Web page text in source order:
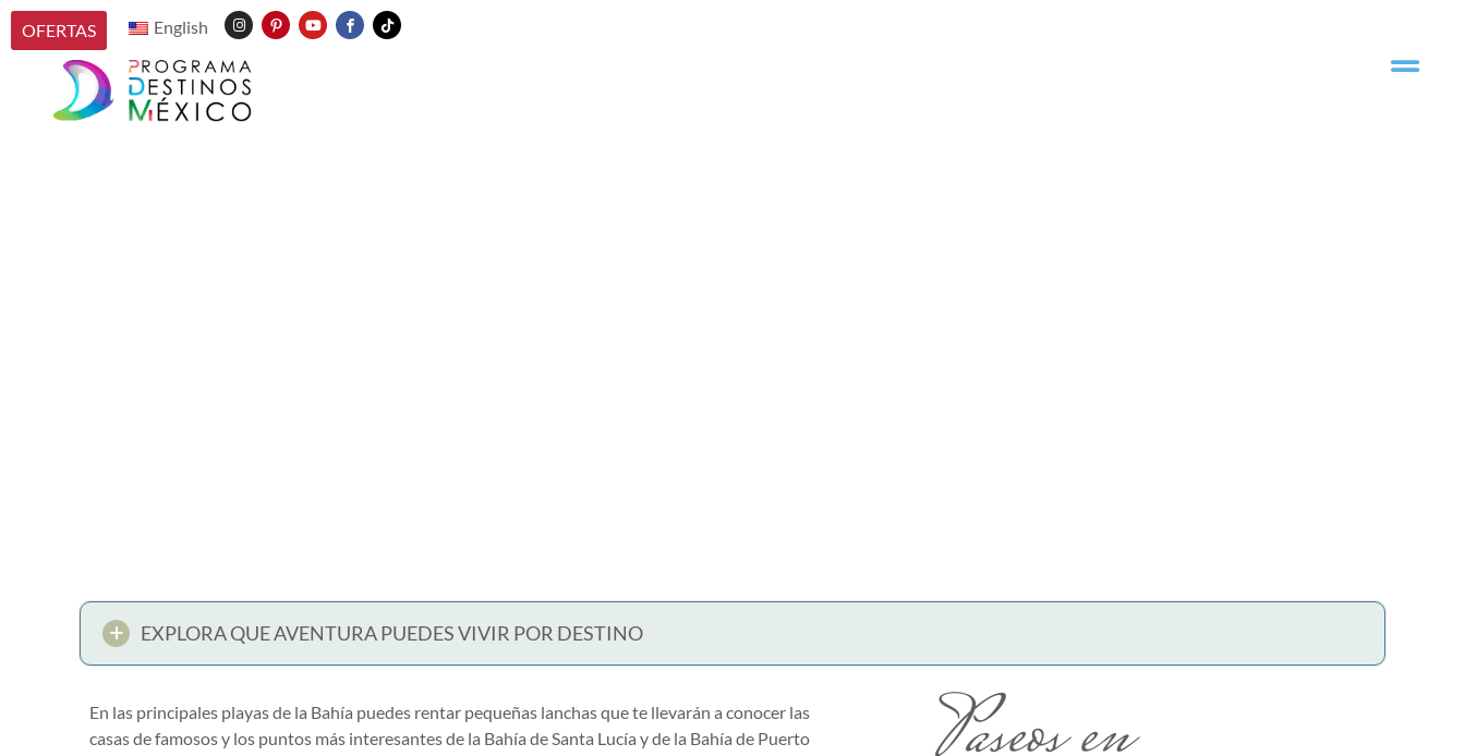
OFERTAS English
EXPLORA QUE AVENTURA PUEDES VIVIR POR DESTINO
En las principales playas de la Bahía puedes rentar pequeñas lanchas que te llevarán a conocer las
casas de famosos y los puntos más interesantes de la Bahía de Santa Lucía y de la Bahía de Puerto